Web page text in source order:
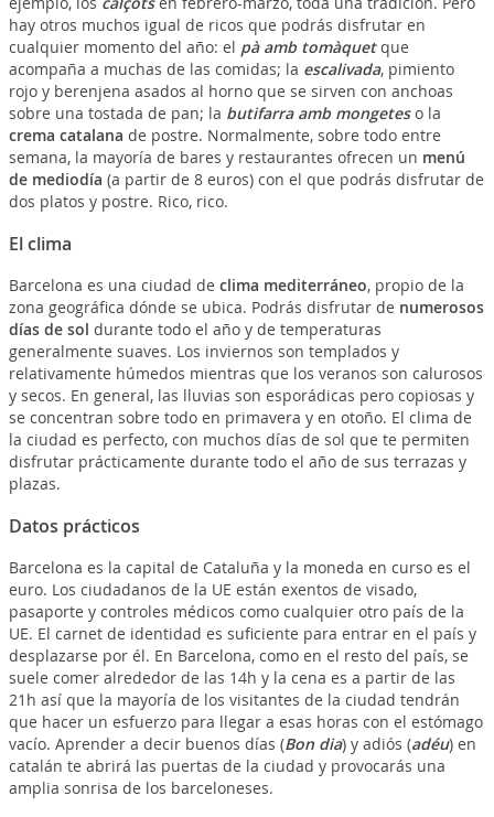
hay otros muchos igual de ricos que podrás disfrutar en
cualquier momento del año: el pà amb tomàquetque
acompaña a muchas de las comidas; la escalivada, pimiento
rojo y berenjena asados al horno que se sirven con anchoas
sobre una tostada de pan; la butifarra amb mongeteso la
crema catalana de postre. Normalmente, sobre todo entre
semana, la mayoría de bares y restaurantes ofrecen un menú
de mediodía (a partir de 8 euros) con el que podrás disfrutar de
dos platos y postre. Rico, rico.
El clima
Barcelona es una ciudad de clima mediterráneo, propio de la
zona geográfica dónde se ubica. Podrás disfrutar de numerosos
días de sol durante todo el año y de temperaturas
generalmente suaves. Los inviernos son templados y
relativamente húmedos mientras que los veranos son calurosos
y secos. En general, las lluvias son esporádicas pero copiosas y
se concentran sobre todo en primavera y en otoño. El clima de
la ciudad es perfecto, con muchos días de sol que te permiten
disfrutar prácticamente durante todo el año de sus terrazas y
plazas.
Datos prácticos
Barcelona es la capital de Cataluña y la moneda en curso es el
euro. Los ciudadanos de la UE están exentos de visado,
pasaporte y controles médicos como cualquier otro país de la
UE. El carnet de identidad es suficiente para entrar en el país y
desplazarse por él. En Barcelona, como en el resto del país, se
suele comer alrededor de las 14h y la cena es a partir de las
21h así que la mayoría de los visitantes de la ciudad tendrán
que hacer un esfuerzo para llegar a esas horas con el estómago
vacío. Aprender a decir buenos días (Bon dia) y adiós (adéu) en
catalán te abrirá las puertas de la ciudad y provocarás una
amplia sonrisa de los barceloneses.